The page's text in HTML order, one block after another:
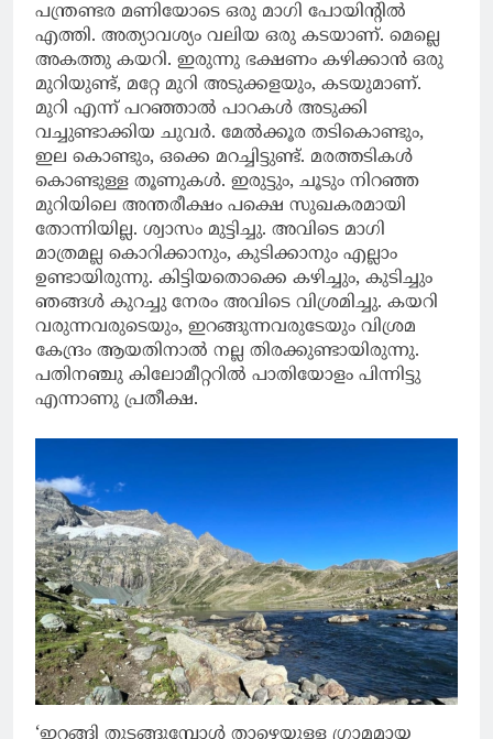
പന്ത്രണ്ടര മണിയോടെ ഒരു മാഗി പോയിന്റിൽ
എത്തി. അത്യാവശ്യം വലിയ ഒരു കടയാണ്. മെല്ലെ
അകത്തു കയറി. ഇരുന്നു ഭക്ഷണം കഴിക്കാൻ ഒരു
മുറിയുണ്ട്, മറ്റേ മുറി അടുക്കളയും, കടയുമാണ്.
മുറി എന്ന് പറഞ്ഞാൽ പാറകൾ അടുക്കി
വച്ചുണ്ടാക്കിയ ചുവർ. മേൽക്കൂര തടികൊണ്ടും,
ഇല കൊണ്ടും, ഒക്കെ മറച്ചിട്ടുണ്ട്. മരത്തടികൾ
കൊണ്ടുള്ള തൂണുകൾ. ഇരുട്ടും, ചൂടും നിറഞ്ഞ
മുറിയിലെ അന്തരീക്ഷം പക്ഷെ സുഖകരമായി
തോന്നിയില്ല. ശ്വാസം മുട്ടിച്ചു. അവിടെ മാഗി
മാത്രമല്ല കൊറിക്കാനും, കുടിക്കാനും എല്ലാം
ഉണ്ടായിരുന്നു. കിട്ടിയതൊക്കെ കഴിച്ചും, കുടിച്ചും
ഞങ്ങൾ കുറച്ചു നേരം അവിടെ വിശ്രമിച്ചു. കയറി
വരുന്നവരുടെയും, ഇറങ്ങുന്നവരുടേയും വിശ്രമ
കേന്ദ്രം ആയതിനാൽ നല്ല തിരക്കുണ്ടായിരുന്നു.
പതിനഞ്ചു കിലോമീറ്ററിൽ പാതിയോളം പിന്നിട്ടു
എന്നാണു പ്രതീക്ഷ.